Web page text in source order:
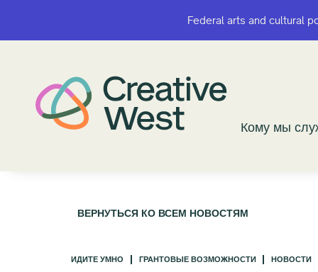
Federal arts and cultural
Кому мы
Federal arts and cultural
Кому мы
ВЕРНУТЬСЯ КО ВСЕМ НОВОСТЯМ
ИДИТЕ УМНО ГРАНТОВЫЕ ВОЗМОЖНОСТИ НОВОСТИ